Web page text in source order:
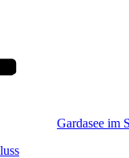
Gardasee im